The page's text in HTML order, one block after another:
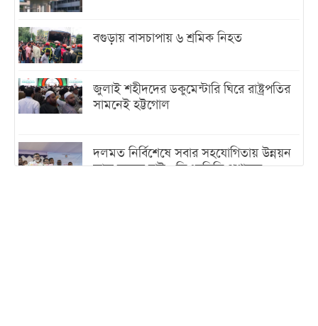
বগুড়ায় বাসচাপায় ৬ শ্রমিক নিহত
জুলাই শহীদদের ডকুমেন্টারি ঘিরে রাষ্ট্রপতির
সামনেই হট্টগোল
দলমত নির্বিশেষে সবার সহযোগিতায় উন্নয়ন
কাজ করতে চাই : ডিএনসিসি প্রশাসক